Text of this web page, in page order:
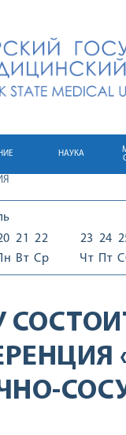
НАУКА
21
Вт
22
Ср
23
Чт
24
Пт